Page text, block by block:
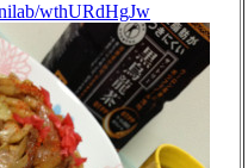
wthURdHgJw